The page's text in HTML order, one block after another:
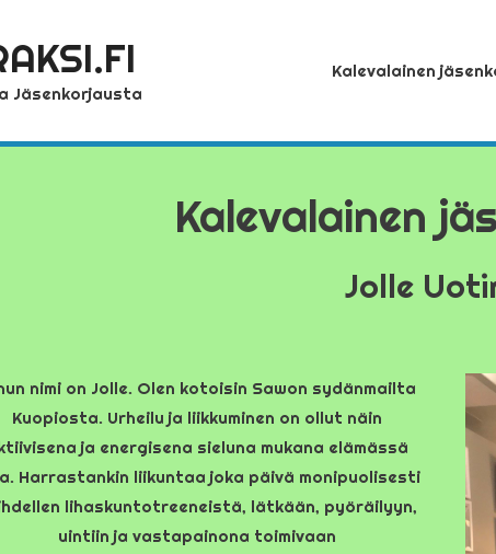
Jäsenkorjausta
Kalevalainen
Kalevalainen
Jolle
nimi on Jolle. Olen kotoisin Sawon sydänmailta
Kuopiosta. Urheilu ja liikkuminen on ollut näin
ja energisena sieluna mukana elämässä
Harrastankin liikuntaa joka päivä monipuolisesti
lihaskuntotreeneistä, lätkään, pyöräilyyn,
uintiin ja vastapainona toimivaan